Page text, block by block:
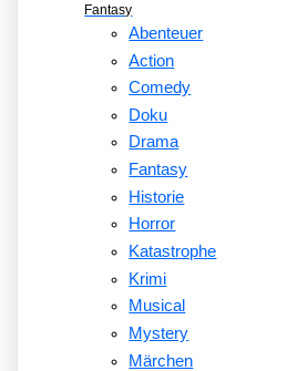
Fantasy
Abenteuer
Action
Comedy
Doku
Drama
Fantasy
Historie
Horror
Katastrophe
Krimi
Musical
Mystery
Märchen